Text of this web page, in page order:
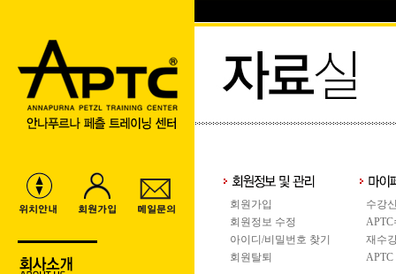
회원가입
회원정보 수정
아이디/비밀번호 찾기
회원탈퇴
수강
재수
APTC